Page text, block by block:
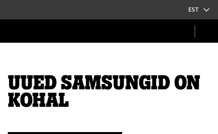
EST
Uued samsungid on
kohal